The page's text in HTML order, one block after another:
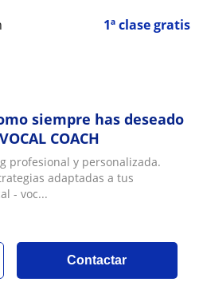
1ª clase gratis
siempre has deseado
COACH
profesional y personalizada.
adaptadas a tus
- voc...
Contactar